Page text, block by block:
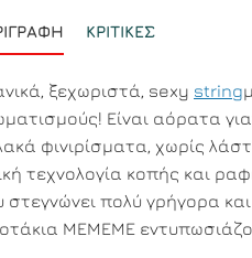
ΚΡΙΤΙΚΈΣ
ξεχωριστά, sexy string
Είναι αόρατα
φινιρίσματα, χωρίς
τεχνολογία κοπής και
στεγνώνει πολύ γρήγορα
MEMEME